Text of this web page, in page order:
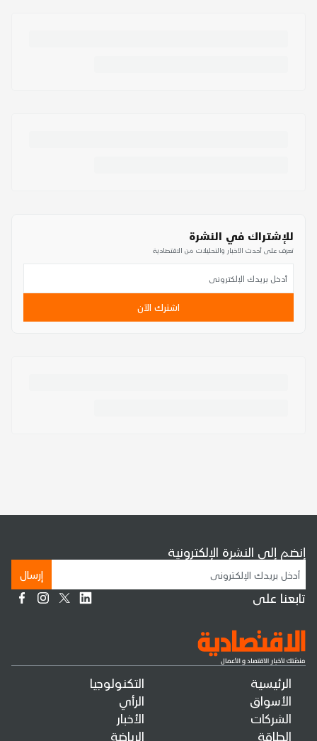
للإشتراك في النشرة
تعرف على أحدث الأخبار والتحليلات من الاقتصادية
اشترك الآن
الرئيسية
الأسواق
الشركات
الطاقة
التكنولوجيا
الرأي
الأخبار
الرياضة
إنضم إلى النشرة الإلكترونية
إرسال
تابعنا على